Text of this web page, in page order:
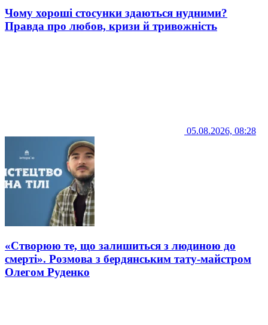
Чому хороші стосунки здаються нудними?
Правда про любов, кризи й тривожність
05.08.2026, 08:28
«Створюю те, що залишиться з людиною до
смерті». Розмова з бердянським тату-майстром
Олегом Руденко